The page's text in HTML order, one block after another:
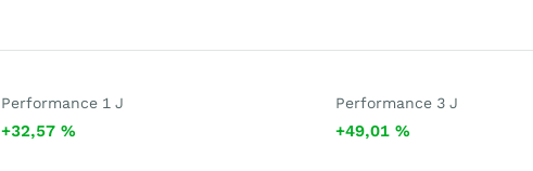
Performance 1 J
+32,57 %
Performance 3 J
+49,01 %